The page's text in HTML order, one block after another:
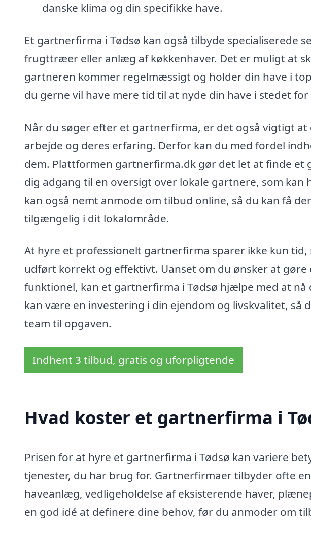
danske klima og din specifikke have.
Et gartnerfirma i Tødsø kan også tilbyde specialiserede
frugttræer eller anlæg af køkkenhaver. Det er muligt at
gartneren kommer regelmæssigt og holder din have i
du gerne vil have mere tid til at nyde din have i stedet
Når du søger efter et gartnerfirma, er det også vigtigt at
arbejde og deres erfaring. Derfor kan du med fordel
dem. Plattformen gartnerfirma.dk gør det let at finde et
dig adgang til en oversigt over lokale gartnere, som kan
kan også nemt anmode om tilbud online, så du kan få
tilgængelig i dit lokalområde.
At hyre et professionelt gartnerfirma sparer ikke kun
udført korrekt og effektivt. Uanset om du ønsker at
funktionel, kan et gartnerfirma i Tødsø hjælpe med at nå
kan være en investering i din ejendom og livskvalitet,
team til opgaven.
Indhent 3 tilbud, gratis og uforpligtende
Hvad koster et gartnerfirma i
Prisen for at hyre et gartnerfirma i Tødsø kan variere
tjenester, du har brug for. Gartnerfirmaer tilbyder ofte
haveanlæg, vedligeholdelse af eksisterende haver,
en god idé at definere dine behov, før du anmoder om